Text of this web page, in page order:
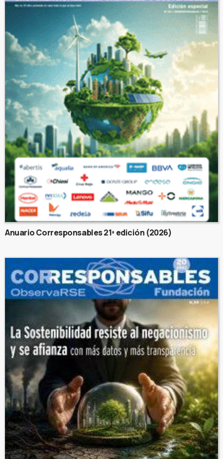
Anuario Corresponsables 21ª edición (2026)